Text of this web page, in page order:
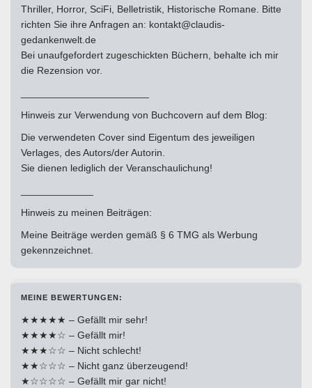
Thriller, Horror, SciFi, Belletristik, Historische Romane. Bitte
richten Sie ihre Anfragen an: kontakt@claudis-
gedankenwelt.de
Bei unaufgefordert zugeschickten Büchern, behalte ich mir
die Rezension vor.
Hinweis zur Verwendung von Buchcovern auf dem Blog:
Die verwendeten Cover sind Eigentum des jeweiligen
Verlages, des Autors/der Autorin.
Sie dienen lediglich der Veranschaulichung!
Hinweis zu meinen Beiträgen:
Meine Beiträge werden gemäß § 6 TMG als Werbung
gekennzeichnet.
MEINE BEWERTUNGEN:
★★★★★ – Gefällt mir sehr!
★★★★☆ – Gefällt mir!
★★★☆☆ – Nicht schlecht!
★★☆☆☆ – Nicht ganz überzeugend!
★☆☆☆☆ – Gefällt mir gar nicht!